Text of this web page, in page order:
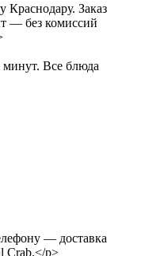
Краснодару. Заказ
— без комиссий
Все блюда
— доставка
Crab.</p>